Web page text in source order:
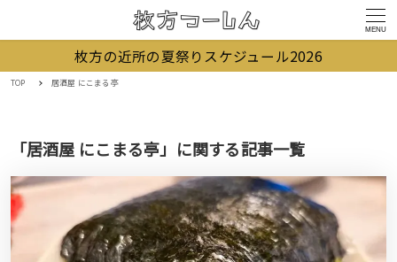
MENU
枚方の近所の夏祭りスケジュール2026
TOP 居酒屋 にこまる亭
「居酒屋 にこまる亭」に関する記事一覧